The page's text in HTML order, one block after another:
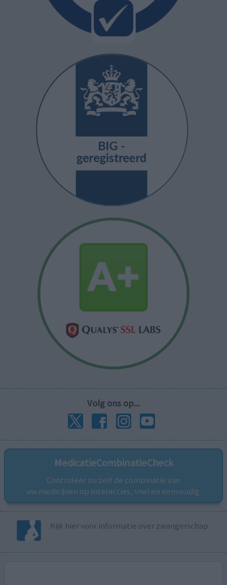
Volg ons op...
MedicatieCombinatieCheck
Controleer nu zelf de combinatie van
uw medicijnen op interacties, snel en eenvoudig.
Kijk hier voor informatie over zwangerschap.